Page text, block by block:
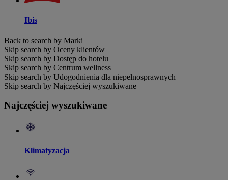
Ibis
Back to search by Marki
Skip search by Oceny klientów
Skip search by Dostęp do hotelu
Skip search by Centrum wellness
Skip search by Udogodnienia dla niepełnosprawnych
Skip search by Najczęściej wyszukiwane
Najczęściej wyszukiwane
Klimatyzacja